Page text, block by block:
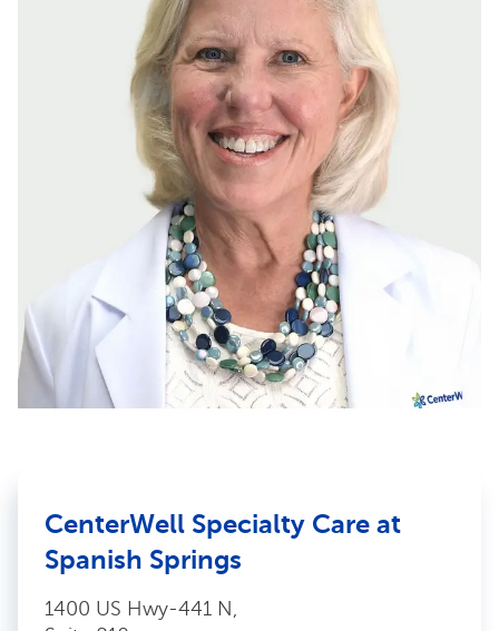
CenterWell Specialty Care at
Spanish Springs
1400 US Hwy-441 N,